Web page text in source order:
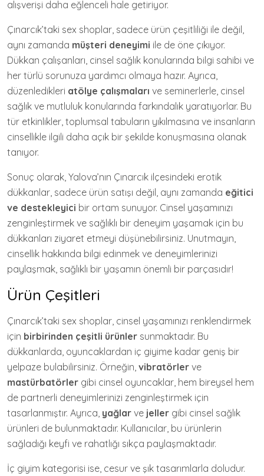
alışverişi daha eğlenceli hale getiriyor.
Çınarcık’taki sex shoplar, sadece ürün çeşitliliği ile değil,
aynı zamanda müşteri deneyimi ile de öne çıkıyor.
Dükkan çalışanları, cinsel sağlık konularında bilgi sahibi ve
her türlü sorunuza yardımcı olmaya hazır. Ayrıca,
düzenledikleri atölye çalışmaları ve seminerlerle, cinsel
sağlık ve mutluluk konularında farkındalık yaratıyorlar. Bu
tür etkinlikler, toplumsal tabuların yıkılmasına ve insanların
cinsellikle ilgili daha açık bir şekilde konuşmasına olanak
tanıyor.
Sonuç olarak, Yalova’nın Çınarcık ilçesindeki erotik
dükkanlar, sadece ürün satışı değil, aynı zamanda eğitici
ve destekleyici bir ortam sunuyor. Cinsel yaşamınızı
zenginleştirmek ve sağlıklı bir deneyim yaşamak için bu
dükkanları ziyaret etmeyi düşünebilirsiniz. Unutmayın,
cinsellik hakkında bilgi edinmek ve deneyimlerinizi
paylaşmak, sağlıklı bir yaşamın önemli bir parçasıdır!
Ürün Çeşitleri
Çınarcık’taki sex shoplar, cinsel yaşamınızı renklendirmek
için birbirinden çeşitli ürünler sunmaktadır. Bu
dükkanlarda, oyuncaklardan iç giyime kadar geniş bir
yelpaze bulabilirsiniz. Örneğin, vibratörler ve
mastürbatörler gibi cinsel oyuncaklar, hem bireysel hem
de partnerli deneyimlerinizi zenginleştirmek için
tasarlanmıştır. Ayrıca, yağlar ve jeller gibi cinsel sağlık
ürünleri de bulunmaktadır. Kullanıcılar, bu ürünlerin
sağladığı keyfi ve rahatlığı sıkça paylaşmaktadır.
İç giyim kategorisi ise, cesur ve şık tasarımlarla doludur.